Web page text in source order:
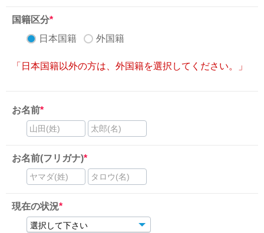
国籍区分*
日本国籍
外国籍
「日本国籍以外の方は、外国籍を選択してください。」
お名前*
山田(姓) 太郎(名)
お名前(フリガナ)*
ヤマダ(姓) タロウ(名)
現在の状況*